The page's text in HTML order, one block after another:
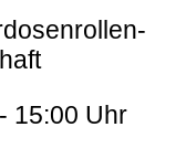
15:00 Uhr